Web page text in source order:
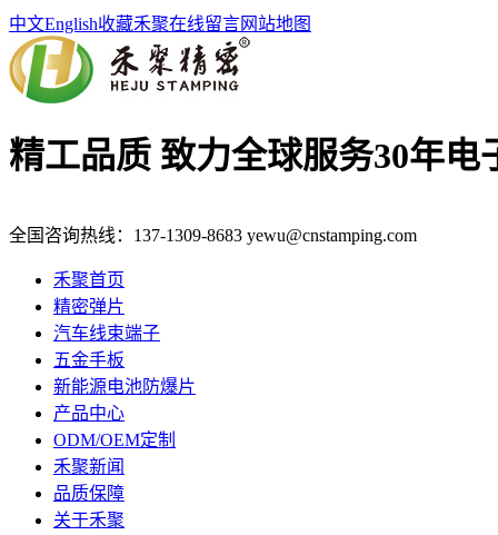
中文English收藏禾聚在线留言网站地图
精工品质 致力全球服务30年电
全国咨询热线： 137-1309-8683 yewu@cnstamping.com
禾聚首页
精密弹片
汽车线束端子
五金手板
新能源电池防爆片
产品中心
ODM/OEM定制
禾聚新闻
品质保障
关于禾聚